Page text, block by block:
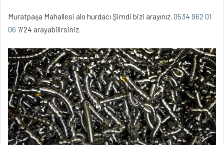
Muratpaşa Mahallesi alo hurdacı Şimdi bizi arayınız. 0534 962 01
06 7/24 arayabilirsiniz.